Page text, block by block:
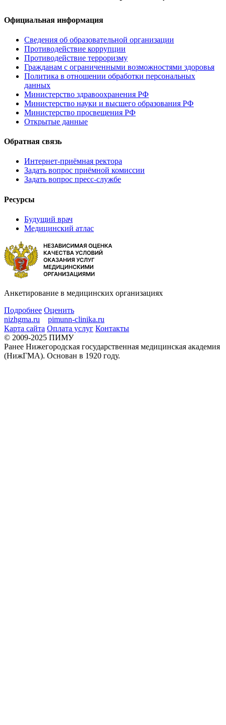
Официальная информация
Сведения об образовательной организации
Противодействие коррупции
Противодействие терроризму
Гражданам с ограниченными возможностями здоровья
Политика в отношении обработки персональных
данных
Министерство здравоохранения РФ
Министерство науки и высшего образования РФ
Министерство просвещения РФ
Открытые данные
Обратная связь
Интернет-приёмная ректора
Задать вопрос приёмной комиссии
Задать вопрос пресс-службе
Ресурсы
Будущий врач
Медицинский атлас
Анкетирование в медицинских организациях
Подробнее Оценить
nizhgma.ru
pimunn-clinika.ru
Карта сайта Оплата услуг Контакты
© 2009-2025 ПИМУ
Ранее Нижегородская государственная медицинская академия
(НижГМА). Основан в 1920 году.